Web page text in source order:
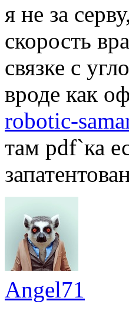
я не за
скорость
связке с
вроде как
robotic-
там pdf`ка
Angel71